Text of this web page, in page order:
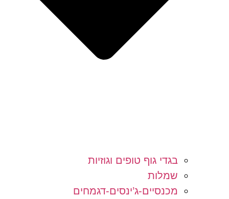
בגדי גוף טופים וגוזיות
שמלות
מכנסיים-ג’ינסים-דגמחים